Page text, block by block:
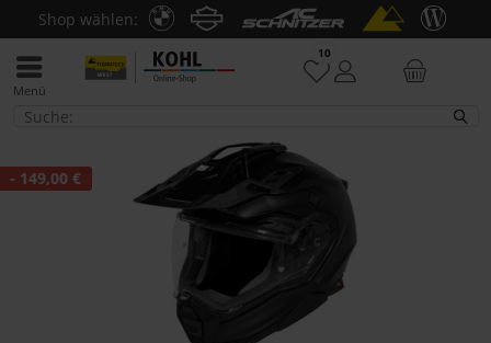
Shop wählen:
10
Menü
Motorrad-Helme
- 149,00 €